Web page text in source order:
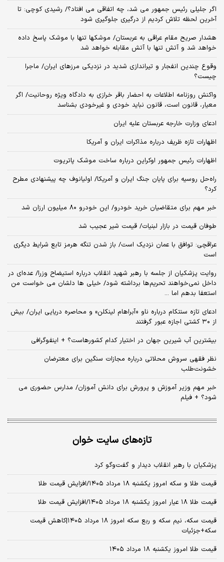
اگر جلیلی رئیس جمهور می شد، چه اتفاقی می افتاد؟/ رشیدی کوچی: تا
آخرین لحظه تلاش کردیم از درگیری جلوگیری شود
هشدار صریح مقام عراقی به عربستان/ موشکها تنها با موشک پاسخ داده
خواهد شد و آتش تنها با آتش مقابله خواهد شد
وقوع چندین انفجار و تیراندازی شدید در نزدیکی مرز‌های ایران/ ماجرا
چیست؟
واکنش روزنامه اطلاعات به احضار باقر خرازی به دادگاه ویژه روحانیت/ اگر
معیار، قانون است، قانون نباید خودی و غیرخودی بشناسد
ادعای وزارت خارجه عربستان علیه ایران
اظهارات تازه ظریف درباره مذاکرات ایران و آمریکا
اظهارات رئیس جمهور اوکراین درباره ساخت موشک پاتریوت
راه‌حل روسیه برای پایان جنگ ایران و آمریکا/ اولیانوف چه پیشنهادی مطرح
کرد؟
خبر مهم برای متقاضیان خرید خودرو/ این خودرو ۸۰ میلیون ارزان شد
طوفان قیمت در بازار لبنیات/ قیمت شیر عجیب شد
عراقچی: توافق با عمان نزدیک است/ باز شدن تنگه هرمز تابع شرایط دیگری
است
روایت پزشکیان از جلسه با رهبر شهید انقلاب درباره استیضاح وزرا/ عده‌ای در
داخل نمی‌خواهند تحریم‌ها برداشته شود/ خیلی ها دلشان می خواست من
استعفا بدهم اما ...
ادعای تازه سنتکام درباره ناو «آبراهام لینکلن» و محاصره دریایی ایران/ بیش
از ۳۰ کشتی اجازه عبور گرفتند
بیشترین آب شیرین جهان در اختیار کدام کشورهاست؟ + اینفوگرافی
نظر فقهی سروش محلاتی درباره مجازات سنگین برای معترضان
خشونت‌طلب
خبر مهم وزیر آموزش و پرورش برای دانش آموزان/ مدارس حضوری می
شود؟ + فیلم
تازه‌های سایت خوان
پزشکیان با رهبر انقلاب دیدار و گفت‌وگو کرد
قیمت طلا و سکه امروز یکشنبه ۱۸ مرداد ۱۴۰۵/افزایش قیمت طلا
قیمت طلا ۱۸ عیار امروز یکشنبه ۱۸ مرداد ۱۴۰۵/افزایش قیمت طلا
قیمت سکه، نیم سکه و ربع سکه امروز ۱۸ مرداد ۱۴۰۵|کاهش قیمت
سکه+جزئیات
قیمت طلا امروز یکشنبه ۱۸ مرداد ۱۴۰۵